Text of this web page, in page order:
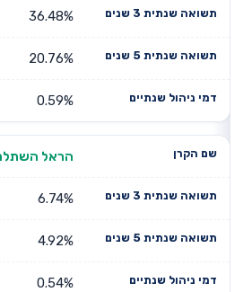
שנים
36.48%
20.76%
0.59%
הראל
6.74%
4.92%
0.54%